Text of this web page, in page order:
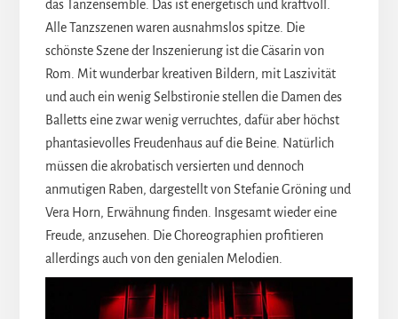
das Tanzensemble. Das ist energetisch und kraftvoll.
Alle Tanzszenen waren ausnahmslos spitze. Die
schönste Szene der Inszenierung ist die Cäsarin von
Rom. Mit wunderbar kreativen Bildern, mit Laszivität
und auch ein wenig Selbstironie stellen die Damen des
Balletts eine zwar wenig verruchtes, dafür aber höchst
phantasievolles Freudenhaus auf die Beine. Natürlich
müssen die akrobatisch versierten und dennoch
anmutigen Raben, dargestellt von Stefanie Gröning und
Vera Horn, Erwähnung finden. Insgesamt wieder eine
Freude, anzusehen. Die Choreographien profitieren
allerdings auch von den genialen Melodien.